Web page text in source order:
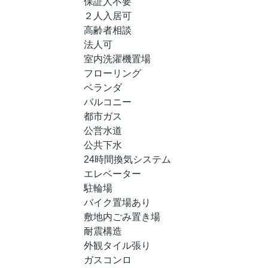
２人入居可
高齢者相談
法人可
室内洗濯機置場
フローリング
ベランダ
バルコニー
都市ガス
公営水道
公共下水
24時間換気システム
エレベーター
駐輪場
バイク置場あり
敷地内ごみ置き場
耐震構造
外観タイル張り
ガスコンロ